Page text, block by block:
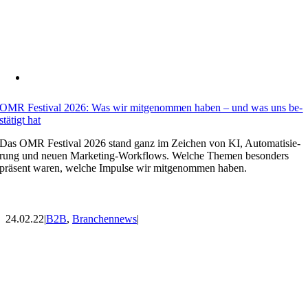
OMR Fes­ti­val 2026: Was wir mit­ge­nom­men ha­ben – und was uns be­
stä­tigt hat
Das OMR Fes­ti­val 2026 stand ganz im Zei­chen von KI, Au­to­ma­ti­sie­
rung und neu­en Mar­ke­ting-Work­flows. Wel­che The­men be­son­ders
prä­sent wa­ren, wel­che Im­pul­se wir mit­ge­nom­men ha­ben.
24.02.22|B2B, Branchennews|